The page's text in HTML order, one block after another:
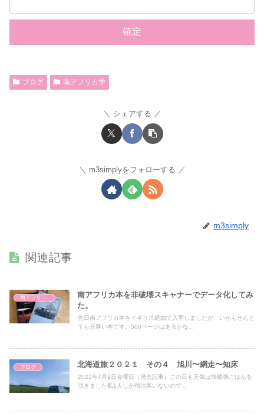
ブログ 南アフリカ学
シェアする
m3simplyをフォローする
m3simply
関連記事
南アフリカ本を非破壊スキャナーでデータ化してみ
た。
先日南アフリカ本をイギリス経由で入手しましたが、いかんせんと
ても分厚い本です。500ページはあるかな...
ブログ 北海道旅２０２１ その４ 旭川〜網走〜知床
2021年7月9日金曜日（過去記事）この日も天気は快晴朝ごはんを
頂きました私1人しか宿泊客いないので...